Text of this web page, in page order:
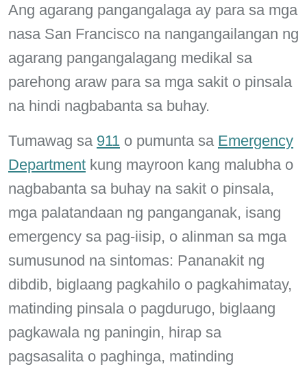
Ang agarang pangangalaga ay para sa mga
nasa San Francisco na nangangailangan ng
agarang pangangalagang medikal sa
parehong araw para sa mga sakit o pinsala
na hindi nagbabanta sa buhay.
Tumawag sa 911 o pumunta sa Emergency
Department kung mayroon kang malubha o
nagbabanta sa buhay na sakit o pinsala,
mga palatandaan ng panganganak, isang
emergency sa pag-iisip, o alinman sa mga
sumusunod na sintomas: Pananakit ng
dibdib, biglaang pagkahilo o pagkahimatay,
matinding pinsala o pagdurugo, biglaang
pagkawala ng paningin, hirap sa
pagsasalita o paghinga, matinding